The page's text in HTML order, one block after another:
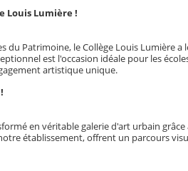
Louis Lumière !
du Patrimoine, le Collège Louis
est l'occasion idéale pour les
artistique unique.
en véritable galerie d'art urbain
établissement, offrent un parcours